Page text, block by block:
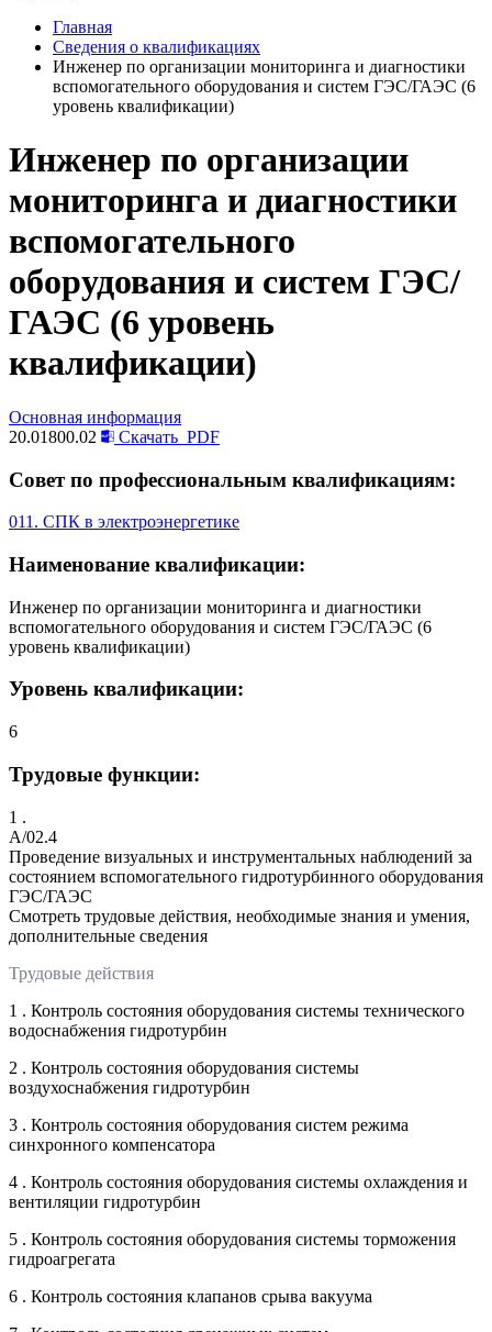
Главная
Сведения о квалификациях
Инженер по организации мониторинга и диагностики
вспомогательного оборудования и систем ГЭС/ГАЭС (6
уровень квалификации)
Инженер по организации
мониторинга и диагностики
вспомогательного
оборудования и систем ГЭС/
ГАЭС (6 уровень
квалификации)
Основная информация
20.01800.02
Скачать PDF
Совет по профессиональным квалификациям:
011. СПК в электроэнергетике
Наименование квалификации:
Инженер по организации мониторинга и диагностики
вспомогательного оборудования и систем ГЭС/ГАЭС (6
уровень квалификации)
Уровень квалификации:
6
Трудовые функции:
1 .
A/02.4
Проведение визуальных и инструментальных наблюдений за
состоянием вспомогательного гидротурбинного оборудования
ГЭС/ГАЭС
Смотреть трудовые действия, необходимые знания и умения,
дополнительные сведения
Трудовые действия
1 . Контроль состояния оборудования системы технического
водоснабжения гидротурбин
2 . Контроль состояния оборудования системы
воздухоснабжения гидротурбин
3 . Контроль состояния оборудования систем режима
синхронного компенсатора
4 . Контроль состояния оборудования системы охлаждения и
вентиляции гидротурбин
5 . Контроль состояния оборудования системы торможения
гидроагрегата
6 . Контроль состояния клапанов срыва вакуума